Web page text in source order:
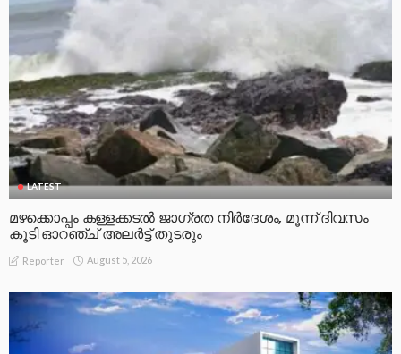
LATEST
മഴക്കൊപ്പം കള്ളക്കടൽ ജാഗ്രത നിർദേശം, മൂന്ന് ദിവസം
കൂടി ഓറഞ്ച് അലർട്ട് തുടരും
Reporter August 5, 2026